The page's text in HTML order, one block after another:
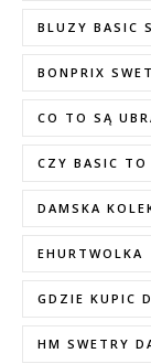
BLUZY BASIC
BONPRIX
CO TO SĄ
CZY BASIC
DAMSKA
EHURTWOLKA
GDZIE KUPIC
HM SWETRY